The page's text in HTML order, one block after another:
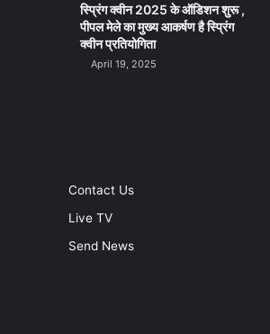
स्प्रिंग क्वीन 2025 के ऑडिशन शुरू ,
पीपल मेले का मुख्य आकर्षण है स्प्रिंग
क्वीन प्रतियोगिता
April 19, 2025
Contact Us
Live TV
Send News